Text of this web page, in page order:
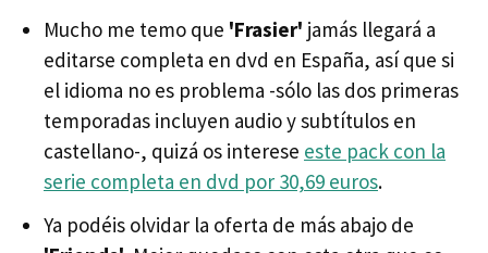
Mucho me temo que 'Frasier' jamás llegará a
editarse completa en dvd en España, así que si
el idioma no es problema -sólo las dos primeras
temporadas incluyen audio y subtítulos en
castellano-, quizá os interese este pack con la
serie completa en dvd por 30,69 euros.
Ya podéis olvidar la oferta de más abajo de